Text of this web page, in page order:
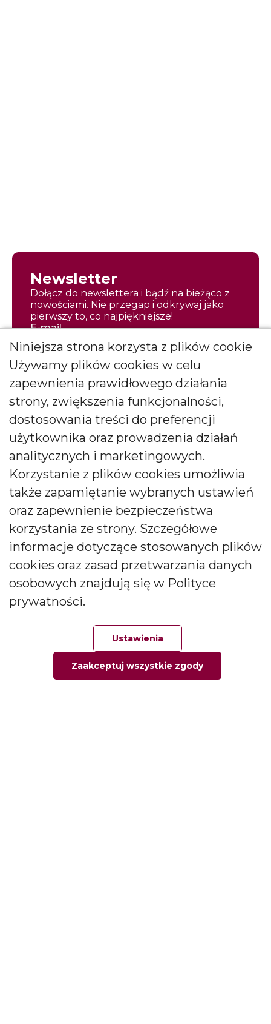
Ulubione Zamówienie
Newsletter
Dołącz do newslettera i bądź na bieżąco z
nowościami. Nie przegap i odkrywaj jako
pierwszy to, co najpiękniejsze!
E-mail
Zapisz się
Wyrażam zgodę na otrzymywanie
* więcej
Wyrażam zgodę na otrzymywanie drogą elektroniczną
informacji marketingowych (newslettera) od BARTEK
CANDLES Małgorzata i Janusz Bryłkowscy Sp. Jawna na
podany przeze mnie adres e-mail. Zgoda ta może być
wycofana w każdej chwili.
Polski producent świec zapachowych
Od kilkudziesięciu lat tworzymy świece, które zachwycają
pokolenia. Jesteśmy liderem produkcji świec ozdobnych i
zapachowych oraz dyfuzorów.
Niniejsza strona korzysta z plików cookie
Używamy plików cookies w celu
zapewnienia prawidłowego działania
strony, zwiększenia funkcjonalności,
dostosowania treści do preferencji
użytkownika oraz prowadzenia działań
analitycznych i marketingowych.
Korzystanie z plików cookies umożliwia
także zapamiętanie wybranych ustawień
oraz zapewnienie bezpieczeństwa
korzystania ze strony. Szczegółowe
informacje dotyczące stosowanych plików
cookies oraz zasad przetwarzania danych
osobowych znajdują się w Polityce
prywatności.
Ustawienia
Zaakceptuj wszystkie zgody